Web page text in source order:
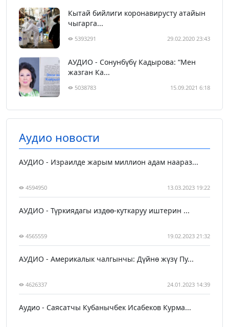
Кытай бийлиги коронавирусту атайын
чыгарга...
5393291 29.02.2020 23:43
АУДИО - Сонунбүбү Кадырова: “Мен
жазган Ка...
5038783 15.09.2021 6:18
Аудио новости
АУДИО - Израилде жарым миллион адам наараз...
4594950 13.03.2023 19:22
АУДИО - Түркиядагы издөө-куткаруу иштерин ...
4565559 19.02.2023 21:32
АУДИО - Америкалык чалгынчы: Дүйнө жүзү Пу...
4626337 24.01.2023 14:39
Аудио - Саясатчы Кубанычбек Исабеков Курма...